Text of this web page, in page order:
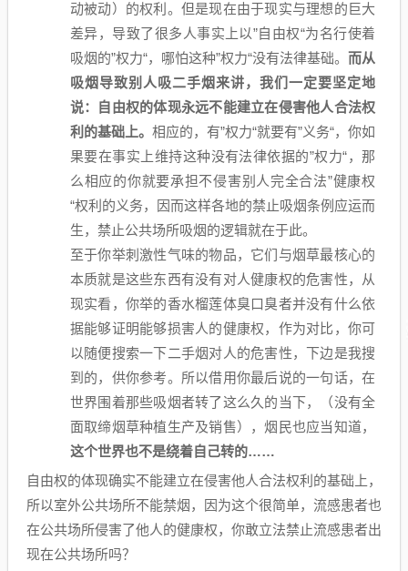
动被动）的权利。但是现在由于现实与理想的巨大
差异，导致了很多人事实上以”自由权“为名行使着
吸烟的”权力“，哪怕这种”权力“没有法律基础。 而从
吸烟导致别人吸二手烟来讲，我们一定要坚定地
说：自由权的体现永远不能建立在侵害他人合法权
利的基础上。 相应的，有”权力“就要有”义务“，你如
果要在事实上维持这种没有法律依据的”权力“，那
么相应的你就要承担不侵害别人完全合法”健康权
“权利的义务，因而这样各地的禁止吸烟条例应运而
生，禁止公共场所吸烟的逻辑就在于此。
至于你举刺激性气味的物品，它们与烟草最核心的
本质就是这些东西有没有对人健康权的危害性，从
现实看，你举的香水榴莲体臭口臭者并没有什么依
据能够证明能够损害人的健康权，作为对比，你可
以随便搜索一下二手烟对人的危害性，下边是我搜
到的，供你参考。所以借用你最后说的一句话，在
世界围着那些吸烟者转了这么久的当下，（没有全
面取缔烟草种植生产及销售），烟民也应当知道，
这个世界也不是绕着自己转的……
自由权的体现确实不能建立在侵害他人合法权利的基础上，
所以室外公共场所不能禁烟，因为这个很简单，流感患者也
在公共场所侵害了他人的健康权，你敢立法禁止流感患者出
现在公共场所吗？